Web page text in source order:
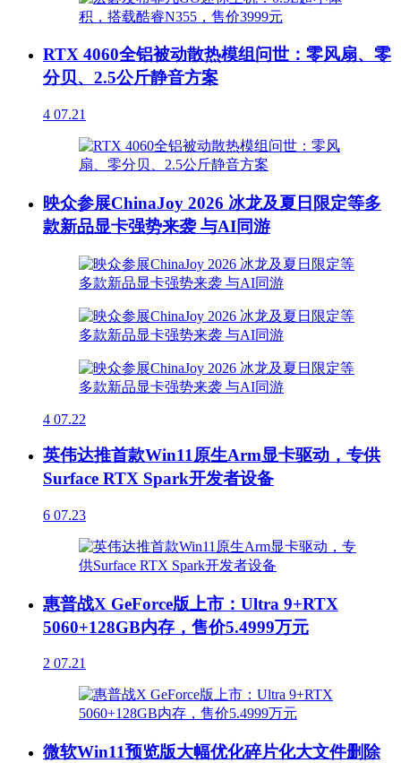
RTX 4060全铝被动散热模组问世：零风扇、零
分贝、2.5公斤静音方案
4 07.21
映众参展ChinaJoy 2026 冰龙及夏日限定等多
款新品显卡强势来袭 与AI同游
4 07.22
英伟达推首款Win11原生Arm显卡驱动，专供
Surface RTX Spark开发者设备
6 07.23
惠普战X GeForce版上市：Ultra 9+RTX
5060+128GB内存，售价5.4999万元
2 07.21
微软Win11预览版大幅优化碎片化大文件删除